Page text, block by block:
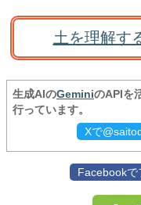
土を理解す
生成AIのGeminiのAPIを
行っています。
Xで
Facebookで